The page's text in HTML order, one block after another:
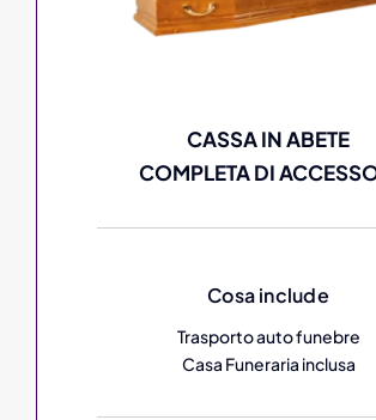
CASSA IN ABETE
COMPLETA DI
Cosa include
Trasporto auto funebre
Casa Funeraria inclusa